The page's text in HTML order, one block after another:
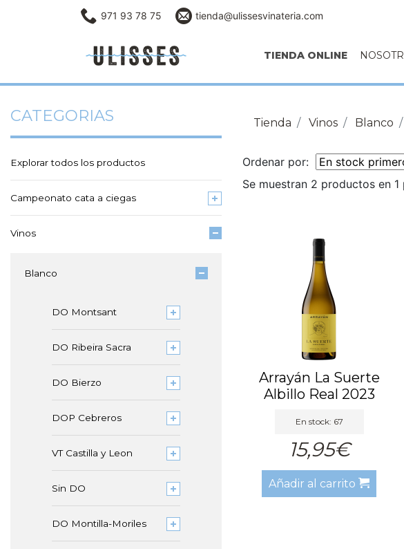
971 93 78 75 tienda@ulissesvinateria.com
TIENDA ONLINE
CATEGORIAS
Explorar todos los productos
Campeonato cata a ciegas
Vinos
Blanco
DO Montsant
DO Ribeira Sacra
DO Bierzo
DOP Cebreros
VT Castilla y Leon
Sin DO
DO Montilla-Moriles
Tienda Vinos Blanco
Ordenar por:
Se muestran 2 productos en 1
Arrayán La Suerte
Albillo Real 2023
En stock: 67
15,95€
Añadir al carrito